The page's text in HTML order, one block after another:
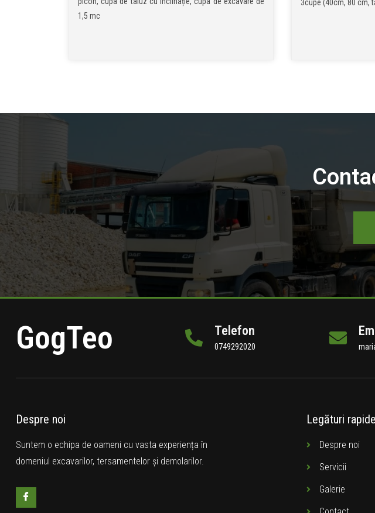
1,5 mc
3cupe (40cm, 80 cm,
GogTeo Telefon
0749292020
Despre noi
Suntem o echipa de oameni cu vasta experiența în
domeniul excavarilor, tersamentelor și demolarilor.
Legături rapide
Despre noi
Servicii
Galerie